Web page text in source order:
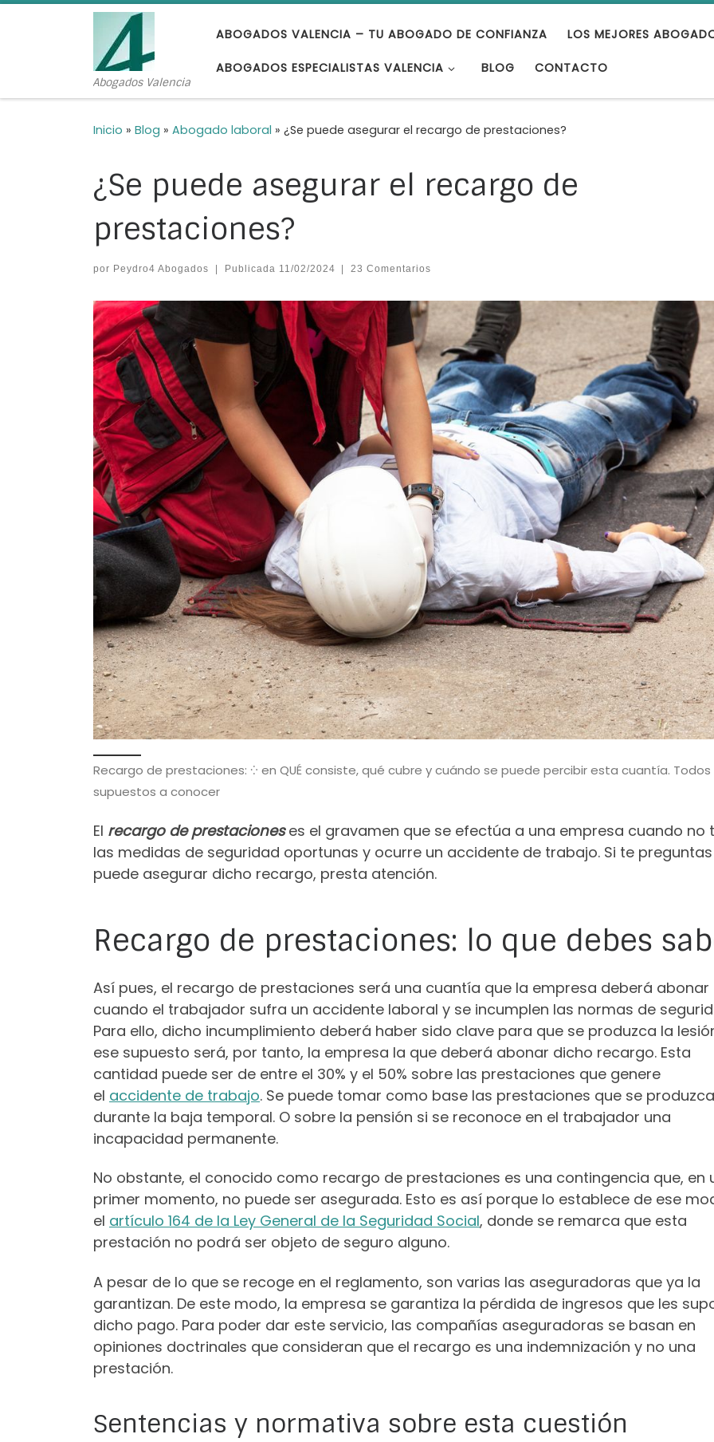
Saltar al contenido
Abogados Valencia
ABOGADOS VALENCIA – TU ABOGADO DE CONFIANZA LOS MEJORES
ABOGADOS ESPECIALISTAS VALENCIA BLOG CONTACTO
Inicio » Blog » Abogado laboral » ¿Se puede asegurar el recargo de prestaciones?
¿Se puede asegurar el recargo de
prestaciones?
por Peydro4 Abogados Publicada 11/02/2024 23 Comentarios
Recargo de prestaciones: ⁛ en QUÉ consiste, qué cubre y cuándo se puede percibir esta cuantía. Todos
supuestos a conocer
El recargo de prestacioneses el gravamen que se efectúa a una empresa cuando no
las medidas de seguridad oportunas y ocurre un accidente de trabajo. Si te
puede asegurar dicho recargo, presta atención.
Recargo de prestaciones: lo que debes
Así pues, el recargo de prestaciones será una cuantía que la empresa deberá abonar
cuando el trabajador sufra un accidente laboral y se incumplen las normas de
Para ello, dicho incumplimiento deberá haber sido clave para que se produzca la
ese supuesto será, por tanto, la empresa la que deberá abonar dicho recargo. Esta
cantidad puede ser de entre el 30% y el 50% sobre las prestaciones que genere
el accidente de trabajo. Se puede tomar como base las prestaciones que se
durante la baja temporal. O sobre la pensión si se reconoce en el trabajador una
incapacidad permanente.
No obstante, el conocido como recargo de prestaciones es una contingencia que, en
primer momento, no puede ser asegurada. Esto es así porque lo establece de ese
el artículo 164 de la Ley General de la Seguridad Social, donde se remarca que esta
prestación no podrá ser objeto de seguro alguno.
A pesar de lo que se recoge en el reglamento, son varias las aseguradoras que ya la
garantizan. De este modo, la empresa se garantiza la pérdida de ingresos que les
dicho pago. Para poder dar este servicio, las compañías aseguradoras se basan en
opiniones doctrinales que consideran que el recargo es una indemnización y no una
prestación.
Sentencias y normativa sobre esta cuestión